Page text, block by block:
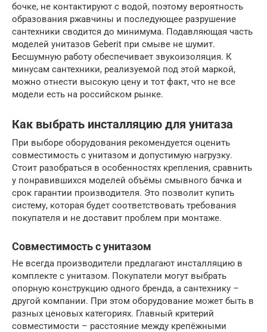
бочке, не контактируют с водой, поэтому вероятность
образования ржавчины и последующее разрушение
сантехники сводится до минимума. Подавляющая часть
моделей унитазов Geberit при смыве не шумит.
Бесшумную работу обеспечивает звукоизоляция. К
минусам сантехники, реализуемой под этой маркой,
можно отнести высокую цену и тот факт, что не все
модели есть на российском рынке.
Как выбрать инсталляцию для унитаза
При выборе оборудования рекомендуется оценить
совместимость с унитазом и допустимую нагрузку.
Стоит разобраться в особенностях крепления, сравнить
у понравившихся моделей объёмы смывного бачка и
срок гарантии производителя. Это позволит купить
систему, которая будет соответствовать требования
покупателя и не доставит проблем при монтаже.
Совместимость с унитазом
Не всегда производители предлагают инсталляцию в
комплекте с унитазом. Покупатели могут выбрать
опорную конструкцию одного бренда, а сантехнику –
другой компании. При этом оборудование может быть в
разных ценовых категориях. Главный критерий
совместимости – расстояние между крепёжными